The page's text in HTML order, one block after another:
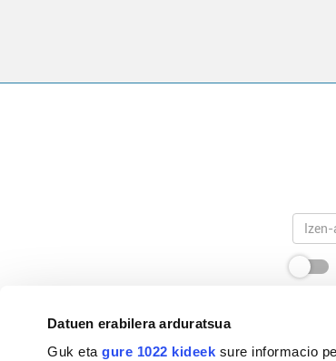
Datuen erabilera arduratsua
Guk etagure 1022 kideek sure informacio